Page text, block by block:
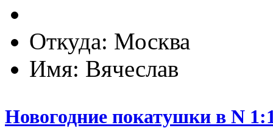
Откуда: Москва
Имя: Вячеслав
Новогодние покатушки в N